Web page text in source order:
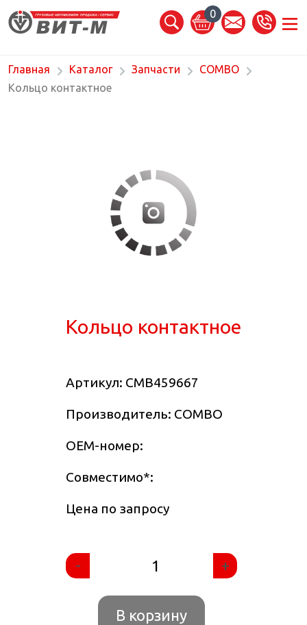
0
Главная Каталог Запчасти
COMBO
Кольцо контактное
Кольцо контактное
Артикул: CMB459667
Производитель: COMBO
OEM-номер:
Совместимо*:
Цена по запросу
- +
В корзину